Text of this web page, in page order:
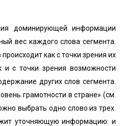
доминирующей информации
вес каждого слова сегмента.
как с точки зрения их
и с точки зрения возможности
других слов сегмента.
грамотности в стране» (см.
выбрать одно слово из трех.
уточняющую информацию: и